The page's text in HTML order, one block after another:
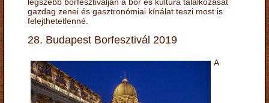
legszebb borfesztiválján a bor és kultúra találkozását
gazdag zenei és gasztronómiai kínálat teszi most is
felejthetetlenné.
28. Budapest Borfesztivál 2019
A